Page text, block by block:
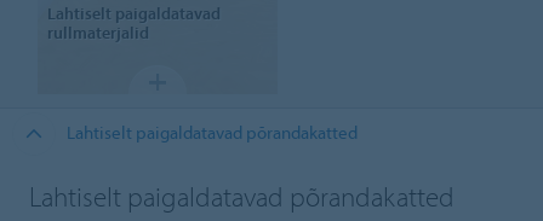
Lahtiselt paigaldatavad
rullmaterjalid
Lahtiselt paigaldatavad põrandakatted
Lahtiselt paigaldatavad põrandakatted